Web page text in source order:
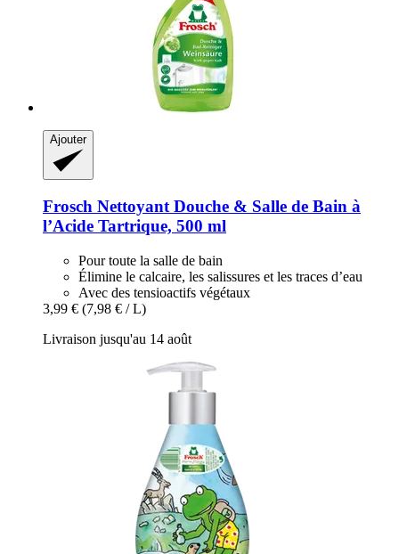
Ajouter
Frosch Nettoyant Douche & Salle de Bain à
l’Acide Tartrique, 500 ml
Pour toute la salle de bain
Élimine le calcaire, les salissures et les traces d’eau
Avec des tensioactifs végétaux
3,99 € (7,98 € / L)
Livraison jusqu'au 14 août